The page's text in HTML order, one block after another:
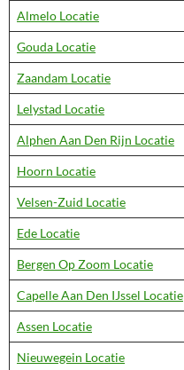
Almelo Locatie
Gouda Locatie
Zaandam Locatie
Lelystad Locatie
Alphen Aan Den Rijn Locatie
Hoorn Locatie
Velsen-Zuid Locatie
Ede Locatie
Bergen Op Zoom Locatie
Capelle Aan Den IJssel Locatie
Assen Locatie
Nieuwegein Locatie